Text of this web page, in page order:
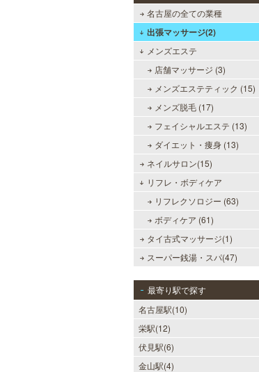
名古屋の全ての業種
出張マッサージ(2)
メンズエステ
店舗マッサージ (3)
メンズエステティック (15)
メンズ脱毛 (17)
フェイシャルエステ (13)
ダイエット・痩身 (13)
ネイルサロン(15)
リフレ・ボディケア
リフレクソロジー (63)
ボディケア (61)
タイ古式マッサージ(1)
スーパー銭湯・スパ(47)
最寄り駅で探す
名古屋駅(10)
栄駅(12)
伏見駅(6)
金山駅(4)